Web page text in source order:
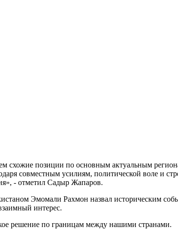
схожие позиции по основным актуальным
совместным усилиям, политической воле и
- отметил Садыр Жапаров.
Эмомали Рахмон назвал историческим
интерес.
решение по границам между нашими странами.